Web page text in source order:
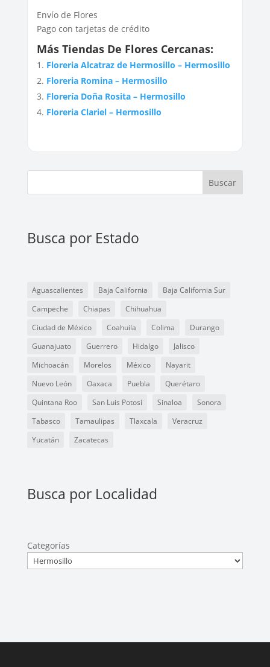
Envío de Flores
Pago con tarjetas de crédito
Más Tiendas De Flores Cercanas:
Floreria Alcatraz de Hermosillo – Hermosillo
Floreria Romina – Hermosillo
Florería Doña Rosita – Hermosillo
Floreria Clariel – Hermosillo
Buscar
Busca por Estado
Aguascalientes Baja California
Baja California Sur
Campeche
Chiapas
Chihuahua
Ciudad de México
Coahuila Colima
Durango
Guanajuato
Guerrero Hidalgo
Jalisco
Michoacán
Morelos México
Nayarit
Nuevo León
Oaxaca Puebla
Querétaro
Quintana Roo
San Luis Potosí Sinaloa
Sonora
Tabasco
Tamaulipas Tlaxcala
Veracruz
Yucatán
Zacatecas
Busca por Localidad
Categorías